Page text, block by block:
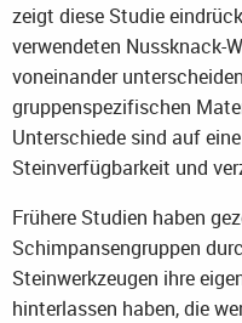
zeigt diese Studie
verwendeten Nussknack-
voneinander
gruppenspezifischen
Unterschiede sind auf
Steinverfügbarkeit und
Frühere Studien haben
Schimpansengruppen
Steinwerkzeugen ihre
hinterlassen haben, die